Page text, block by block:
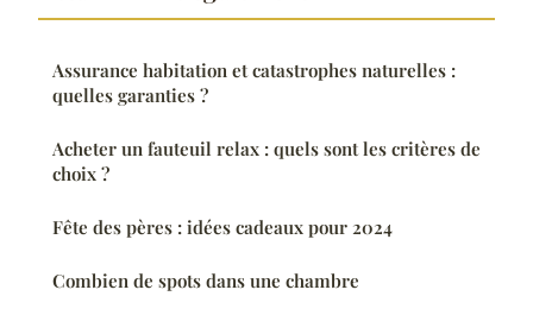
Assurance habitation et catastrophes naturelles :
quelles garanties ?
Acheter un fauteuil relax : quels sont les critères de
choix ?
Fête des pères : idées cadeaux pour 2024
Combien de spots dans une chambre